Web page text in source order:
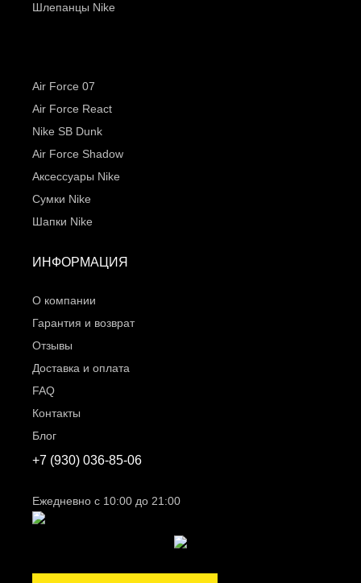
Шлепанцы Nike
Air Force 07
Air Force React
Nike SB Dunk
Air Force Shadow
Аксессуары Nike
Сумки Nike
Шапки Nike
ИНФОРМАЦИЯ
О компании
Гарантия и возврат
Отзывы
Доставка и оплата
FAQ
Контакты
Блог
+7 (930) 036-85-06
Ежедневно c 10:00 до 21:00